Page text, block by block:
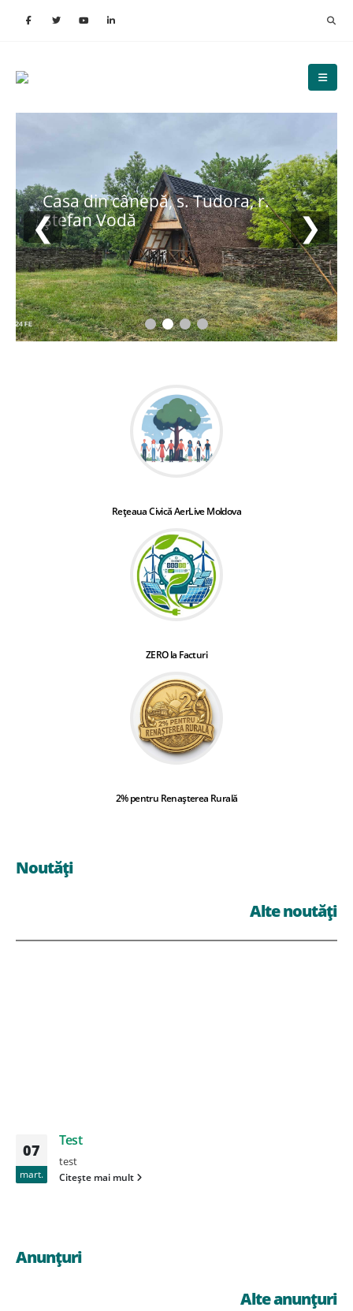
Casa din cânepă, s. Tudora, r.
Ștefan Vodă
❮ ❯
Rețeaua Civică AerLive Moldova
ZERO la Facturi
2% pentru Renașterea Rurală
Noutăți
Alte noutăți
07
mart.
Test
test
Citește mai mult
Anunțuri
Alte anunțuri